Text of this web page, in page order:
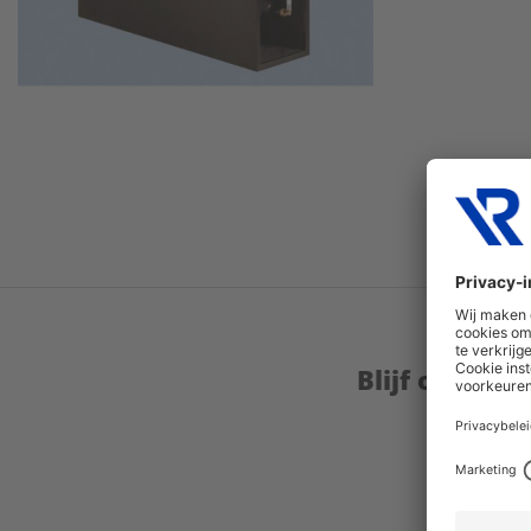
Blijf op de